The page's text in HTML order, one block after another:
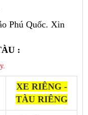
Phú Quốc. Xin
:
XE RIÊNG -
TÀU RIÊNG